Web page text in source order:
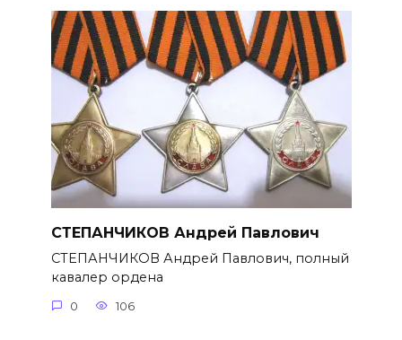
СТЕПАНЧИКОВ Андрей Павлович
СТЕПАНЧИКОВ Андрей Павлович, полный
кавалер ордена
0 106